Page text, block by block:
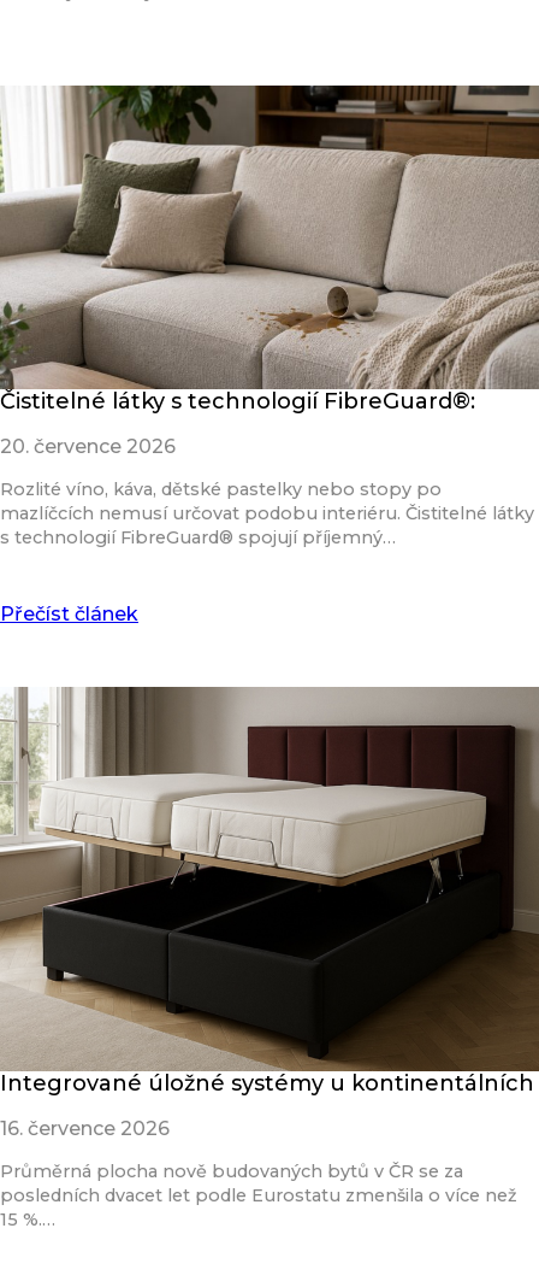
Čistitelné látky s technologií FibreGuard®:
20. července 2026
Rozlité víno, káva, dětské pastelky nebo stopy po
mazlíčcích nemusí určovat podobu interiéru. Čistitelné látky
s technologií FibreGuard® spojují příjemný…
Přečíst článek
Integrované úložné systémy u kontinentálních
16. července 2026
Průměrná plocha nově budovaných bytů v ČR se za
posledních dvacet let podle Eurostatu zmenšila o více než
15 %.…